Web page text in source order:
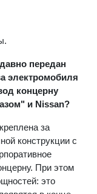
передан
электромобиля
концерну
и Nissan?
за
конструкции с
При этом
это